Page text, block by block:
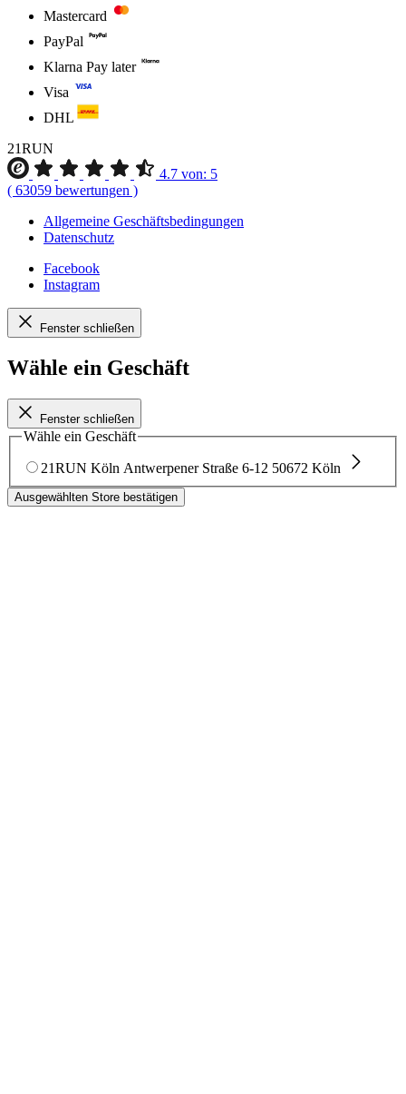
Mastercard
PayPal
Klarna Pay later
Visa
DHL
21RUN
4.7 von: 5
( 63059 bewertungen )
Allgemeine Geschäftsbedingungen
Datenschutz
Facebook
Instagram
Fenster schließen
Wähle ein Geschäft
Fenster schließen
Wähle ein Geschäft
21RUN Köln Antwerpener Straße 6-12 50672 Köln
Ausgewählten Store bestätigen